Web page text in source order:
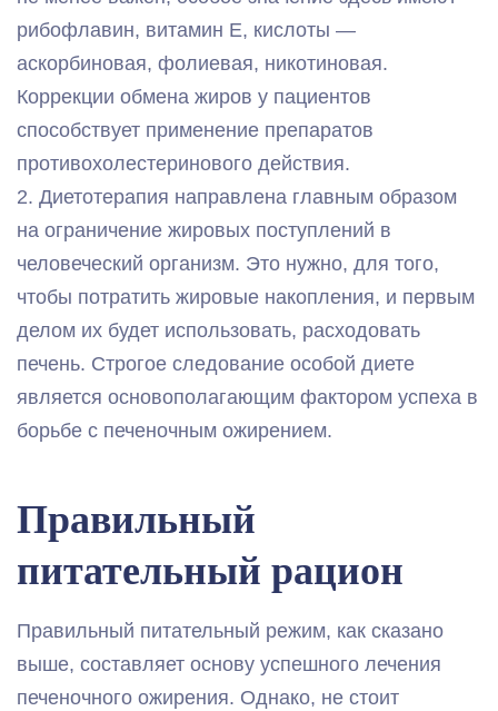
рибофлавин, витамин Е, кислоты —
аскорбиновая, фолиевая, никотиновая.
Коррекции обмена жиров у пациентов
способствует применение препаратов
противохолестеринового действия.
2. Диетотерапия направлена главным образом
на ограничение жировых поступлений в
человеческий организм. Это нужно, для того,
чтобы потратить жировые накопления, и первым
делом их будет использовать, расходовать
печень. Строгое следование особой диете
является основополагающим фактором успеха в
борьбе с печеночным ожирением.
Правильный
питательный рацион
Правильный питательный режим, как сказано
выше, составляет основу успешного лечения
печеночного ожирения. Однако, не стоит